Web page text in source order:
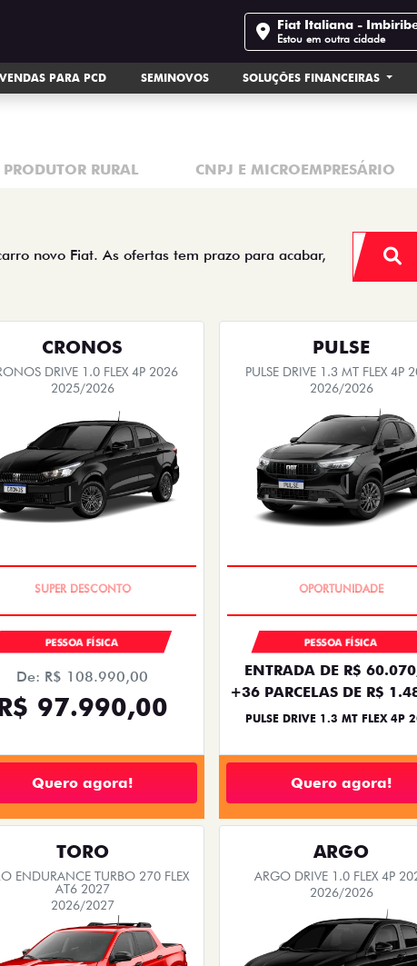
on our site, to protect your personal data we respect our
Fiat Italiana -
Estou em outra cidade
VENDAS PARA PCD SEMINOVOS SOLUÇÕES FINANCEIRAS
PRODUTOR RURAL CNPJ E MICROEMPRESÁRIO
novo Fiat. As ofertas tem prazo para acabar,
CRONOS
DRIVE 1.0 FLEX 4P 2026
2025/2026
PESSOA FÍSICA
De: R$ 108.990,00
97.990,00
Quero agora!
PULSE
PULSE DRIVE 1.3 MT FLEX 4P
2026/2026
PESSOA FÍSICA
ENTRADA DE R$
+36 PARCELAS DE R$
PULSE DRIVE 1.3 MT FLEX 4P
Quero agora!
TORO
ENDURANCE TURBO 270 FLEX
AT6 2027
2026/2027
ARGO
ARGO DRIVE 1.0 FLEX 4P
2026/2026